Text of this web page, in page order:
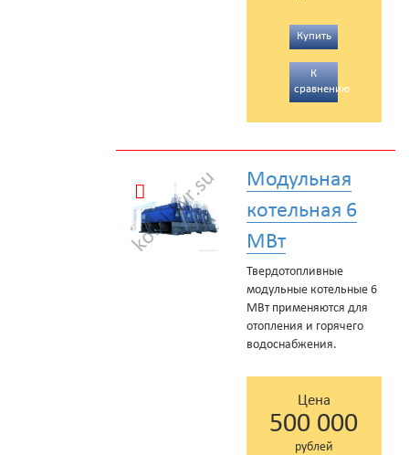
Купить
К
сравнению
Модульная
котельная 6
МВт
Твердотопливные
модульные котельные 6
МВт применяются для
отопления и горячего
водоснабжения.
Цена
500 000
рублей